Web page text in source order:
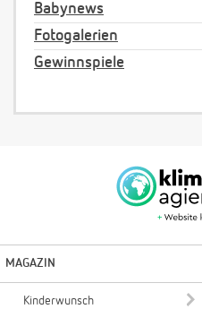
Babynews
Fotogalerien
Gewinnspiele
MAGAZIN
Kinderwunsch